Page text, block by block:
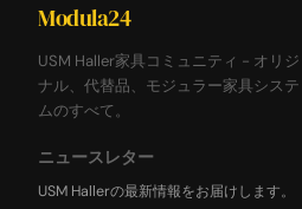
Modula24
USM Haller家具コミュニティ - オリジ
ナル、代替品、モジュラー家具システ
ムのすべて。
ニュースレター
USM Hallerの最新情報をお届けします。